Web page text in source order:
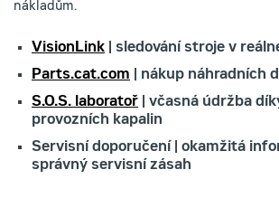
nákladům.
VisionLink | sledování stroje v
Parts.cat.com | nákup náhradních
S.O.S. laboratoř | včasná údržba
provozních kapalin
Servisní doporučení | okamžitá
správný servisní zásah